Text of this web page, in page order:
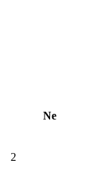
Ne
2